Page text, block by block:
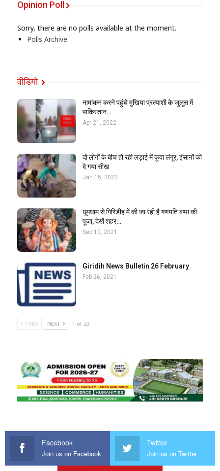
Opinion Poll
Sorry, there are no polls available at the moment.
Polls Archive
वीडियो
नामांकन करने पहुंचे मुखिया प्रत्याशी के जुलूस में
पाकिस्तान…
Apr 21, 2022
दो लोगों के बीच हो रही लड़ाई में कूदा लंगूर, इंसानों को
दे गया सीख
Jan 15, 2022
धूमधाम से गिरिडीह में की जा रही है गणपति बप्पा की
पूजा, देखें शहर…
Sep 10, 2021
Giridih News Bulletin 26 February
Feb 26, 2021
PREV NEXT 1 of 23
Facebook
Join us on Facebook
Twitter
Join us on Twitter